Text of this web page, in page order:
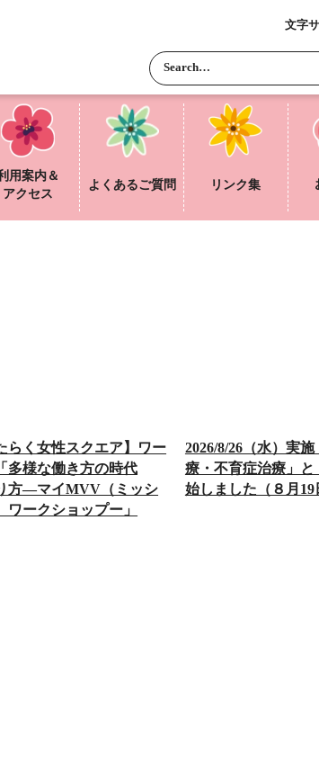
文字
用案内＆
アクセス
よくあるご質問 リンク集
らく女性スクエア】ワー
多様な働き方の時代
方―マイMVV（ミッシ
ークショップー」
2026/8/26（水）実
療・不育症治療」
始しました（８月19